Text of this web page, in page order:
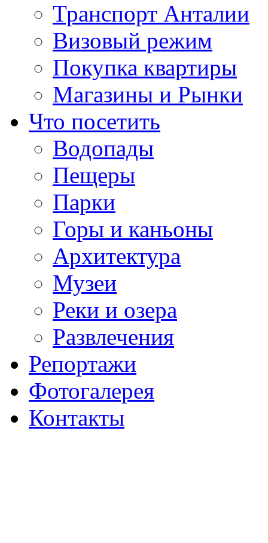
Транспорт Анталии
Визовый режим
Покупка квартиры
Магазины и Рынки
Что посетить
Водопады
Пещеры
Парки
Горы и каньоны
Архитектура
Музеи
Реки и озера
Развлечения
Репортажи
Фотогалерея
Контакты